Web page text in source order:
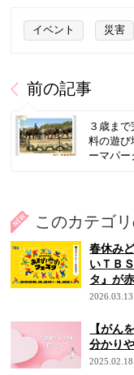
イベント 災害
前の記事
３歳ま
料の遊び
ーマパー
このカテゴ
春休み
いＴＢ
タ』が
2026.03.13
【がん
分かり
2025.02.18